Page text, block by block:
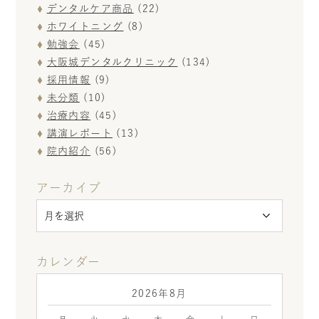
デンタルケア商品
(22)
ホワイトニング (8)
勉強会 (45)
大阪城デンタルクリニック
(134)
採用情報
(9)
未分類
(10)
治療内容
(45)
講演レポート
(13)
院内紹介 (56)
アーカイブ
カレンダー
2026年8月